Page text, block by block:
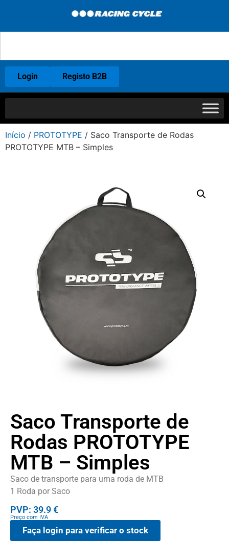
Login Registo B2B
Início / PROTOTYPE / Saco Transporte de Rodas
PROTOTYPE MTB – Simples
Saco Transporte de
Rodas PROTOTYPE
MTB – Simples
Saco de transporte para uma roda de MTB
1 Roda por Saco
PVP: 39.9 €
Preço com IVA
Faça login para verificar o stock